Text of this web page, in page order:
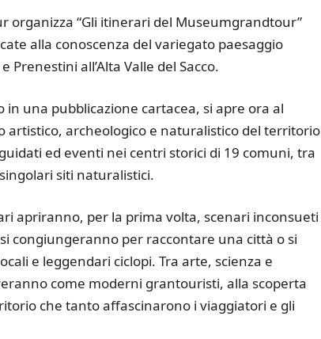
organizza “Gli itinerari del Museumgrandtour”
alla conoscenza del variegato paesaggio
Prenestini all’Alta Valle del Sacco.
una pubblicazione cartacea, si apre ora al
artistico, archeologico e naturalistico del territorio
ed eventi nei centri storici di 19 comuni, tra
siti naturalistici.
apriranno, per la prima volta, scenari inconsueti
congiungeranno per raccontare una città o si
e leggendari ciclopi. Tra arte, scienza e
come moderni grantouristi, alla scoperta
che tanto affascinarono i viaggiatori e gli